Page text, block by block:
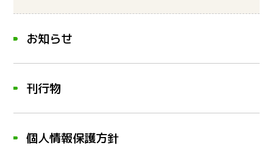
お知らせ
刊行物
個人情報保護方針